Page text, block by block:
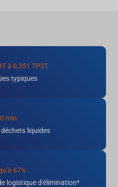
à 0,351 TP3T
typiques
min
liquides
67%
logistique d'élimination*